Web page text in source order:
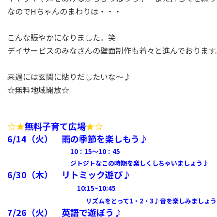
なのでHちゃんのまわりは・・・
こんな賑やかになりました。笑
デイサービスのみなさんの壁面制作も着々と進んでおりま
来週には玄関に貼りだしたいな～♪
☆無料地域開放☆
☆★無料子育て広場★☆
6/14（火） 雨の季節を楽しもう♪
10：15～10：45
ジトジトなこの時期を楽しくしちゃいましょう♪
6/30（木） リトミック遊び♪
10:15~10:45
リズムをとって1・2・3♪音を楽しみましょ
7/26（火） 英語で遊ぼう♪